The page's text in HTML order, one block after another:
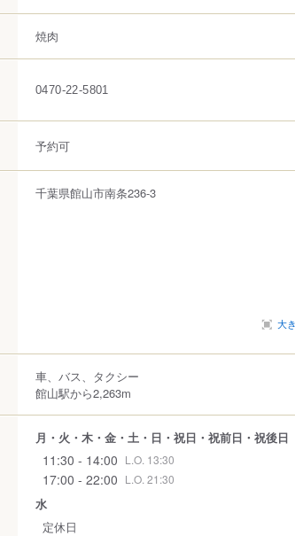
焼肉
0470-22-5801
予約可
千葉県館山市南条236-3
大
車、バス、タクシー
館山駅から2,263m
月・火・木・金・土・日・祝日・祝前日・祝後日
11:30 - 14:00 L.O. 13:30
17:00 - 22:00 L.O. 21:30
水
定休日